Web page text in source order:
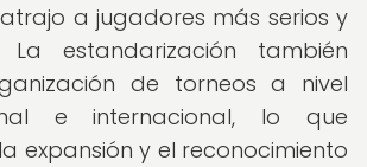
a jugadores más serios y
La estandarización también
de torneos a nivel
e internacional, lo que
expansión y el reconocimiento